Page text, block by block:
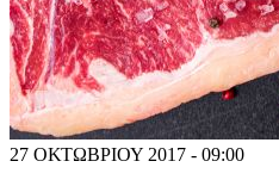
27 ΟΚΤΩΒΡΙΟΥ 2017 - 09:00